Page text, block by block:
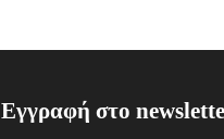
Εγγραφή στο